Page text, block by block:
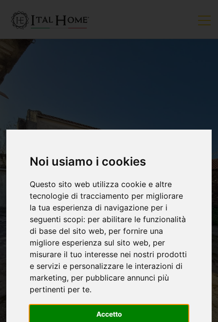
Noi usiamo i cookies
Questo sito web utilizza cookie e altre
tecnologie di tracciamento per migliorare
la tua esperienza di navigazione per i
seguenti scopi: per abilitare le funzionalità
di base del sito web, per fornire una
migliore esperienza sul sito web, per
misurare il tuo interesse nei nostri prodotti
e servizi e personalizzare le interazioni di
marketing, per pubblicare annunci più
pertinenti per te.
Accetto